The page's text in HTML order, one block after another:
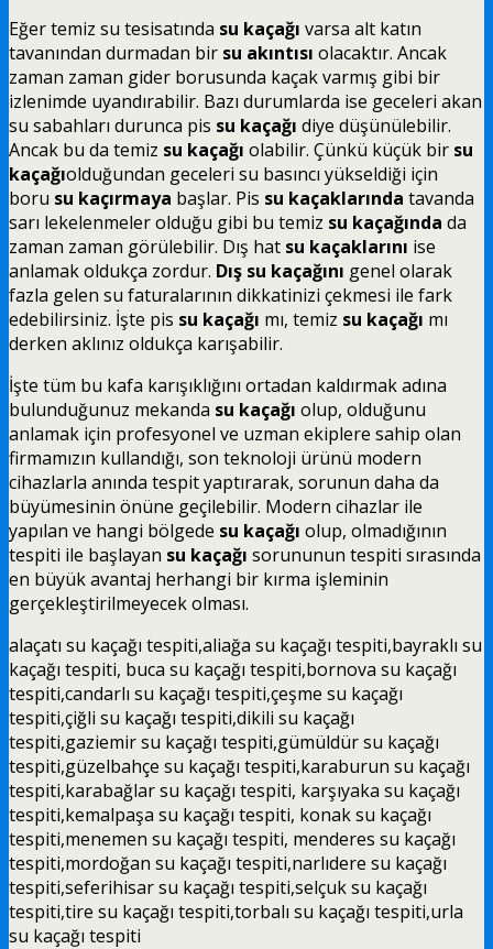
Eğer temiz su tesisatında su kaçağı varsa alt katın
tavanından durmadan bir su akıntısı olacaktır. Ancak
zaman zaman gider borusunda kaçak varmış gibi bir
izlenimde uyandırabilir. Bazı durumlarda ise geceleri akan
su sabahları durunca pis su kaçağı diye düşünülebilir.
Ancak bu da temiz su kaçağı olabilir. Çünkü küçük bir su
kaçağıolduğundan geceleri su basıncı yükseldiği için
boru su kaçırmaya başlar. Pis su kaçaklarında tavanda
sarı lekelenmeler olduğu gibi bu temiz su kaçağında da
zaman zaman görülebilir. Dış hat su kaçaklarını ise
anlamak oldukça zordur. Dış su kaçağını genel olarak
fazla gelen su faturalarının dikkatinizi çekmesi ile fark
edebilirsiniz. İşte pis su kaçağı mı, temiz su kaçağı mı
derken aklınız oldukça karışabilir.
İşte tüm bu kafa karışıklığını ortadan kaldırmak adına
bulunduğunuz mekanda su kaçağı olup, olduğunu
anlamak için profesyonel ve uzman ekiplere sahip olan
firmamızın kullandığı, son teknoloji ürünü modern
cihazlarla anında tespit yaptırarak, sorunun daha da
büyümesinin önüne geçilebilir. Modern cihazlar ile
yapılan ve hangi bölgede su kaçağı olup, olmadığının
tespiti ile başlayan su kaçağı sorununun tespiti sırasında
en büyük avantaj herhangi bir kırma işleminin
gerçekleştirilmeyecek olması.
alaçatı su kaçağı tespiti,aliağa su kaçağı tespiti,bayraklı su
kaçağı tespiti, buca su kaçağı tespiti,bornova su kaçağı
tespiti,candarlı su kaçağı tespiti,çeşme su kaçağı
tespiti,çiğli su kaçağı tespiti,dikili su kaçağı
tespiti,gaziemirsu kaçağı tespiti,gümüldürsu kaçağı
tespiti,güzelbahçe su kaçağı tespiti,karaburun su kaçağı
tespiti,karabağlarsu kaçağı tespiti, karşıyaka su kaçağı
tespiti,kemalpaşa su kaçağı tespiti, konaksu kaçağı
tespiti,menemen su kaçağı tespiti, menderes su kaçağı
tespiti,mordoğan su kaçağı tespiti,narlıdere su kaçağı
tespiti,seferihisarsu kaçağı tespiti,selçuksu kaçağı
tespiti,tire su kaçağı tespiti,torbalı su kaçağı tespiti,urla
su kaçağı tespiti